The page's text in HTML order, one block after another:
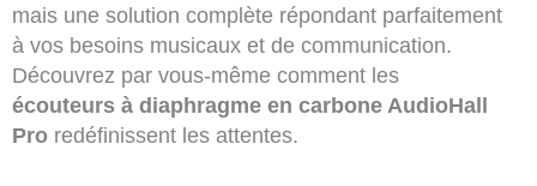
mais une solution complète répondant parfaitement
à vos besoins musicaux et de communication.
Découvrez par vous-même comment les
écouteurs à diaphragme en carbone AudioHall
Proredéfinissent les attentes.